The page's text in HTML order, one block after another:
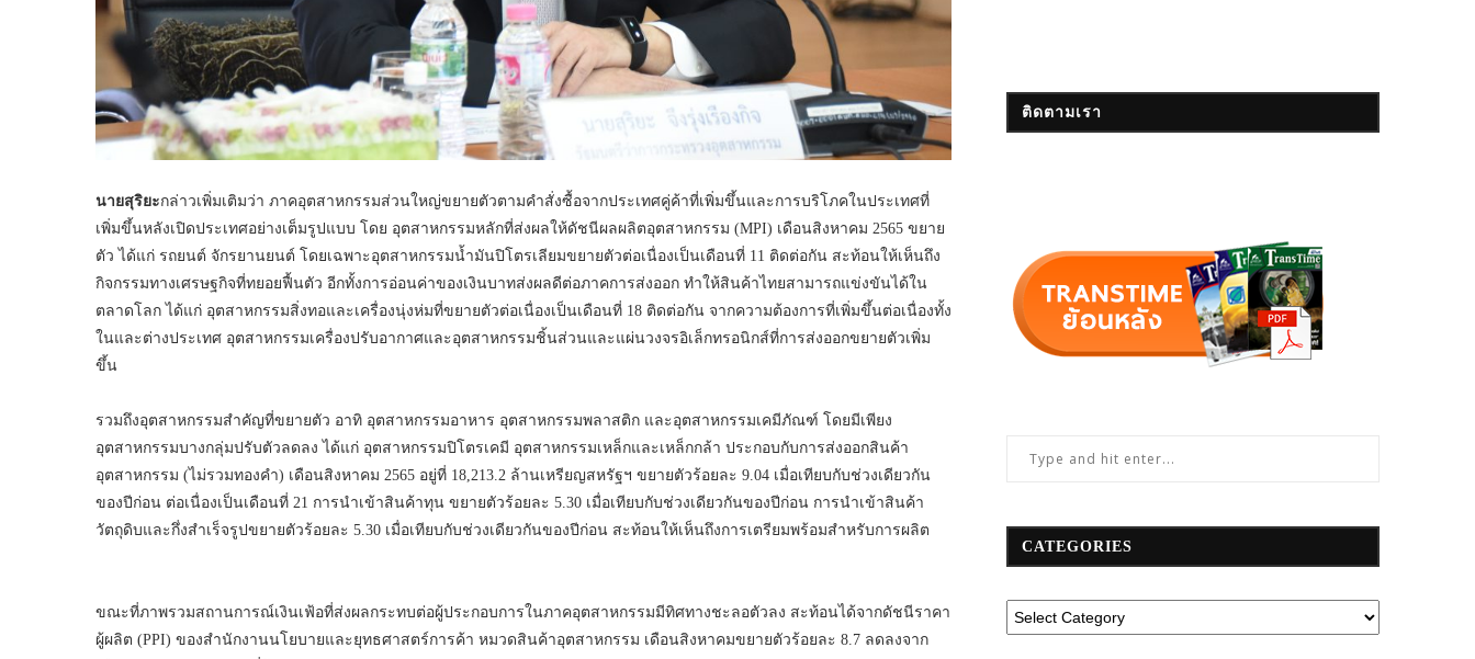
นายสุริยะกล่าวเพิ่มเติมว่า ภาคอุตสาหกรรมส่วนใหญ่ขยายตัวตามคำสั่งซื้อจากประเทศคู่ค้าที่เพิ่มขึ้นและการบริโภคในประเทศที่
เพิ่มขึ้นหลังเปิดประเทศอย่างเต็มรูปแบบ โดย อุตสาหกรรมหลักที่ส่งผลให้ดัชนีผลผลิตอุตสาหกรรม (MPI) เดือนสิงหาคม 2565 ขยาย
ตัว ได้แก่ รถยนต์ จักรยานยนต์ โดยเฉพาะอุตสาหกรรมน้ำมันปิโตรเลียมขยายตัวต่อเนื่องเป็นเดือนที่ 11 ติดต่อกัน สะท้อนให้เห็นถึง
กิจกรรมทางเศรษฐกิจที่ทยอยฟื้นตัว อีกทั้งการอ่อนค่าของเงินบาทส่งผลดีต่อภาคการส่งออก ทำให้สินค้าไทยสามารถแข่งขันได้ใน
ตลาดโลก ได้แก่ อุตสาหกรรมสิ่งทอและเครื่องนุ่งห่มที่ขยายตัวต่อเนื่องเป็นเดือนที่ 18 ติดต่อกัน จากความต้องการที่เพิ่มขึ้นต่อเนื่องทั้ง
ในและต่างประเทศ อุตสาหกรรมเครื่องปรับอากาศและอุตสาหกรรมชิ้นส่วนและแผ่นวงจรอิเล็กทรอนิกส์ที่การส่งออกขยายตัวเพิ่ม
ขึ้น
รวมถึงอุตสาหกรรมสำคัญที่ขยายตัว อาทิ อุตสาหกรรมอาหาร อุตสาหกรรมพลาสติก และอุตสาหกรรมเคมีภัณฑ์ โดยมีเพียง
อุตสาหกรรมบางกลุ่มปรับตัวลดลง ได้แก่ อุตสาหกรรมปิโตรเคมี อุตสาหกรรมเหล็กและเหล็กกล้า ประกอบกับการส่งออกสินค้า
อุตสาหกรรม (ไม่รวมทองคำ) เดือนสิงหาคม 2565 อยู่ที่ 18,213.2 ล้านเหรียญสหรัฐฯ ขยายตัวร้อยละ 9.04 เมื่อเทียบกับช่วงเดียวกัน
ของปีก่อน ต่อเนื่องเป็นเดือนที่ 21 การนำเข้าสินค้าทุน ขยายตัวร้อยละ 5.30 เมื่อเทียบกับช่วงเดียวกันของปีก่อน การนำเข้าสินค้า
วัตถุดิบและกึ่งสำเร็จรูปขยายตัวร้อยละ 5.30 เมื่อเทียบกับช่วงเดียวกันของปีก่อน สะท้อนให้เห็นถึงการเตรียมพร้อมสำหรับการผลิต
ขณะที่ภาพรวมสถานการณ์เงินเฟ้อที่ส่งผลกระทบต่อผู้ประกอบการในภาคอุตสาหกรรมมีทิศทางชะลอตัวลง สะท้อนได้จากดัชนีราคา
ผู้ผลิต (PPI) ของสำนักงานนโยบายและยุทธศาสตร์การค้า หมวดสินค้าอุตสาหกรรม เดือนสิงหาคมขยายตัวร้อยละ 8.7 ลดลงจาก
ติดตามเรา
CATEGORIES